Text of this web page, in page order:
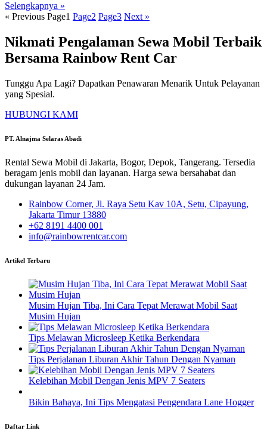
Selengkapnya »
« Previous Page1 Page2 Page3 Next »
Nikmati Pengalaman Sewa Mobil Terbaik
Bersama Rainbow Rent Car
Tunggu Apa Lagi? Dapatkan Penawaran Menarik Untuk Pelayanan
yang Spesial.
HUBUNGI KAMI
PT. Alnajma Selaras Abadi
Rental Sewa Mobil di Jakarta, Bogor, Depok, Tangerang. Tersedia
beragam jenis mobil dan layanan. Harga sewa bersahabat dan
dukungan layanan 24 Jam.
Rainbow Corner, Jl. Raya Setu Kav 10A, Setu, Cipayung,
Jakarta Timur 13880
+62 8191 4400 001
info@rainbowrentcar.com
Artikel Terbaru
Musim Hujan Tiba, Ini Cara Tepat Merawat Mobil Saat
Musim Hujan
Tips Melawan Microsleep Ketika Berkendara
Tips Perjalanan Liburan Akhir Tahun Dengan Nyaman
Kelebihan Mobil Dengan Jenis MPV 7 Seaters
Bikin Bahaya, Ini Tips Mengatasi Pengendara Lane Hogger
Daftar Link